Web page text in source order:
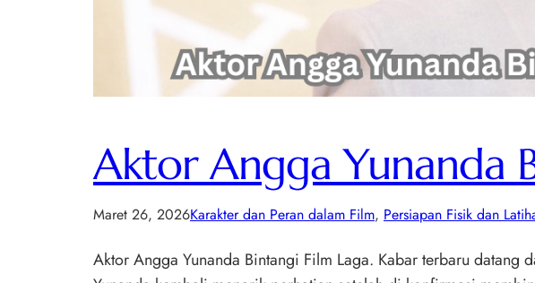
Aktor Angga Yunanda
Maret 26, 2026Karakter dan Peran dalam Film, Persiapan Fisik dan
Aktor Angga Yunanda Bintangi Film Laga. Kabar terbaru